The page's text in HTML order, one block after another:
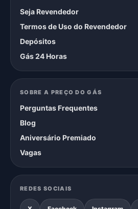
Seja Revendedor
Termos de Uso do Revendedor
Depósitos
Gás 24 Horas
SOBRE A PREÇO DO GÁS
Perguntas Frequentes
Blog
Aniversário Premiado
Vagas
REDES SOCIAIS